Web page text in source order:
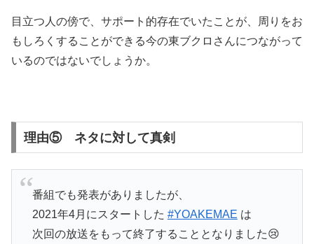
目立つ人の傍で、サポート的存在でいたことが、周りをお
もしろくすることができる今の東ブクロさんにつながって
いるのではないでしょうか。
理由⑤ ネタに対して真剣
番組でも発表がありましたが、
2021年4月にスタートした #YOAKEMAE は
次回の放送をもって終了することとなりました😢